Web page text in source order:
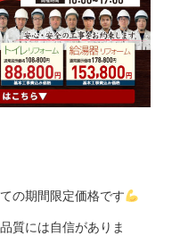
の期間限定価格です
質には自信がありま